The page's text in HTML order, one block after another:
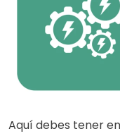
Aquí debes tener